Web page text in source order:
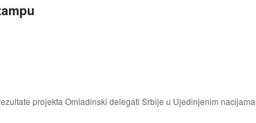
projekta Omladinski delegati Srbije u Ujedinjenim nacijama